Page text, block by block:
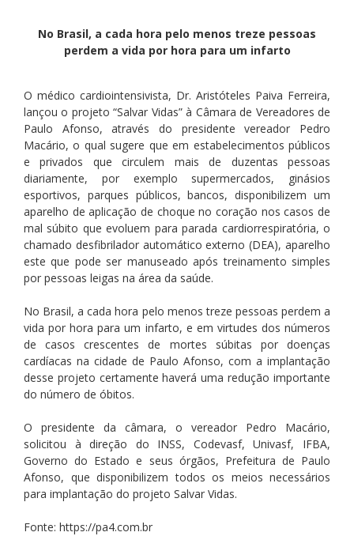
No Brasil, a cada hora pelo menos treze pessoas
perdem a vida por hora para um infarto
O médico cardiointensivista, Dr. Aristóteles Paiva Ferreira,
lançou o projeto “Salvar Vidas” à Câmara de Vereadores de
Paulo Afonso, através do presidente vereador Pedro
Macário, o qual sugere que em estabelecimentos públicos
e privados que circulem mais de duzentas pessoas
diariamente, por exemplo supermercados, ginásios
esportivos, parques públicos, bancos, disponibilizem um
aparelho de aplicação de choque no coração nos casos de
mal súbito que evoluem para parada cardiorrespiratória, o
chamado desfibrilador automático externo (DEA), aparelho
este que pode ser manuseado após treinamento simples
por pessoas leigas na área da saúde.
No Brasil, a cada hora pelo menos treze pessoas perdem a
vida por hora para um infarto, e em virtudes dos números
de casos crescentes de mortes súbitas por doenças
cardíacas na cidade de Paulo Afonso, com a implantação
desse projeto certamente haverá uma redução importante
do número de óbitos.
O presidente da câmara, o vereador Pedro Macário,
solicitou à direção do INSS, Codevasf, Univasf, IFBA,
Governo do Estado e seus órgãos, Prefeitura de Paulo
Afonso, que disponibilizem todos os meios necessários
para implantação do projeto Salvar Vidas.
Fonte: https://pa4.com.br